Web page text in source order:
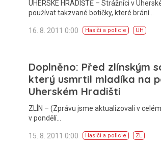
UHERSKÉ HRADIŠTĚ – Strážníci v
používat takzvané botičky, které brání…
16. 8. 2011 0:00 Hasiči a policie UH
Doplněno: Před zlínským
který usmrtil mladíka na
Uherském Hradišti
ZLÍN – (Zprávu jsme aktualizovali v
v pondělí…
15. 8. 2011 0:00 Hasiči a policie ZL